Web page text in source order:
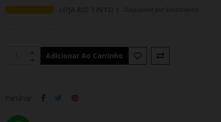
Adicionar Ao Carrinho